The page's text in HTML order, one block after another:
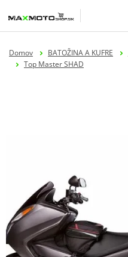
Domov BATOŽINA A KUFRE
Top Master SHAD